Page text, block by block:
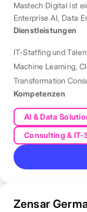
Mastech Digital ist
Enterprise AI, Data
London aus betreut.
Dienstleistungen
IT-Staffing und
Machine Learning,
Transformation
Kompetenzen
AI & Data
Consulting & IT-
Zensar